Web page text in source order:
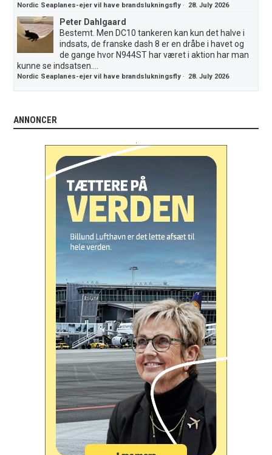
Nordic Seaplanes-ejer vil have brandslukningsfly · 28. July 2026
Peter Dahlgaard
Bestemt. Men DC10 tankeren kan kun det halve i
indsats, de franske dash 8 er en dråbe i havet og
de gange hvor N944ST har været i aktion har man
kunne se indsatsen....
Nordic Seaplanes-ejer vil have brandslukningsfly · 28. July 2026
ANNONCER